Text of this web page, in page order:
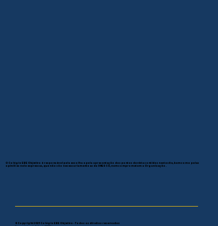
O Colégio EBE Objetivo é responsável pela escolha e pela apresentação dos pontos de vista contidos neste site, bem como pelas
opiniões nele expressas, que não são necessariamente as da UNESCO, nem comprometem a Organização.
© Copyright 2025 Colégio EBE Objetivo - Todos os direitos reservados